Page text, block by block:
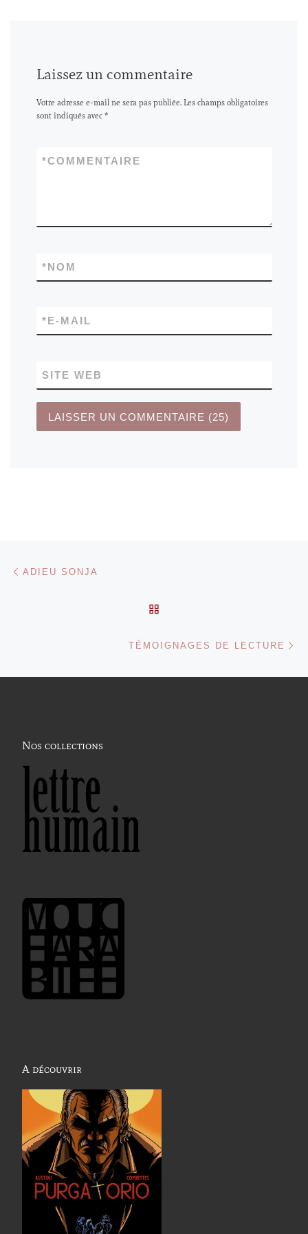
Laissez un commentaire
Votre adresse e-mail ne sera pas publiée. Les champs obligatoires
sont indiqués avec *
COMMENTAIRE
*
NOM
*
E-MAIL
*
SITE WEB
Parcourir les articles
ADIEU SONJA
TÉMOIGNAGES DE LECTURE
Nos collections
A découvrir